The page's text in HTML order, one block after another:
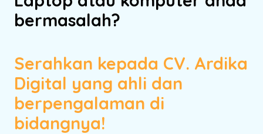
bermasalah?
Serahkan kepada CV. Ardika
Digital yang ahli dan
berpengalaman di
bidangnya!